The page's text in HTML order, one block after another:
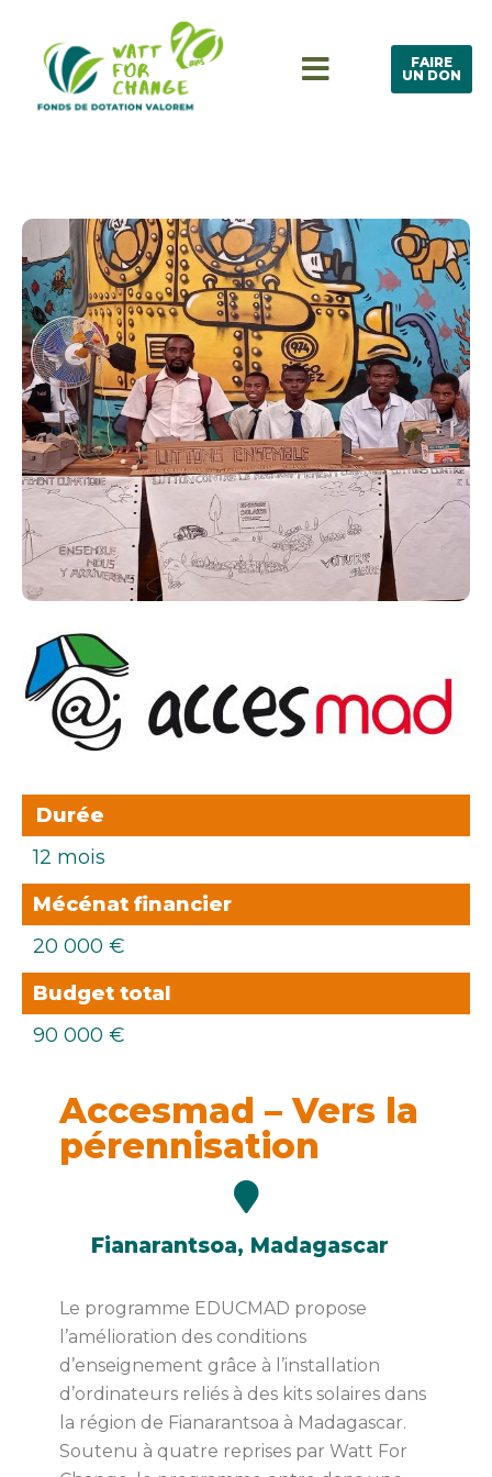
FAIRE
UN DON
Durée
12 mois
Mécénat financier
20 000 €
Budget total
90 000 €
Accesmad – Vers la
pérennisation
Fianarantsoa, Madagascar
Le programme EDUCMAD propose
l’amélioration des conditions
d’enseignement grâce à l’installation
d’ordinateurs reliés à des kits solaires dans
la région de Fianarantsoa à Madagascar.
Soutenu à quatre reprises par Watt For